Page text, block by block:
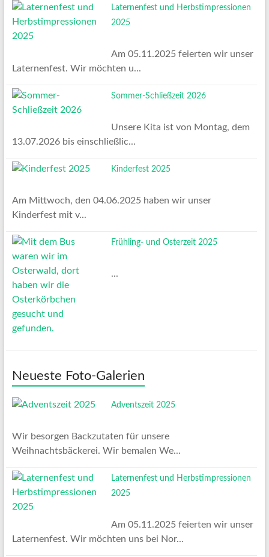
Laternenfest und Herbstimpressionen
2025
Am 05.11.2025 feierten wir unser
Laternenfest. Wir möchten u...
Sommer-Schließzeit 2026
Unsere Kita ist von Montag, dem
13.07.2026 bis einschließlic...
Kinderfest 2025
Am Mittwoch, den 04.06.2025 haben wir unser
Kinderfest mit v...
Frühling- und Osterzeit 2025
...
Neueste Foto-Galerien
Adventszeit 2025
Wir besorgen Backzutaten für unsere
Weihnachtsbäckerei. Wir bemalen We...
Laternenfest und Herbstimpressionen
2025
Am 05.11.2025 feierten wir unser
Laternenfest. Wir möchten uns bei Nor...